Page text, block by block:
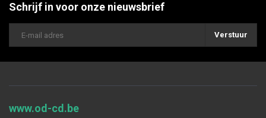
Schrijf in voor onze nieuwsbrief
Verstuur
www.od-cd.be